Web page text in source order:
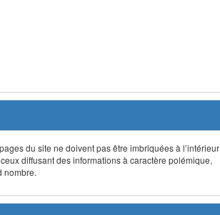
du site ne doivent pas être imbriquées à l’intérieur
diffusant des informations à caractère polémique,
nombre.